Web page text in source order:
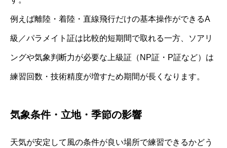
例えば離陸・着陸・直線飛行だけの基本操作ができるA
級／パラメイト証は比較的短期間で取れる一方、ソアリ
ングや気象判断力が必要な上級証（NP証・P証など）は
練習回数・技術精度が増すため期間が長くなります。
気象条件・立地・季節の影響
天気が安定して風の条件が良い場所で練習できるかどう